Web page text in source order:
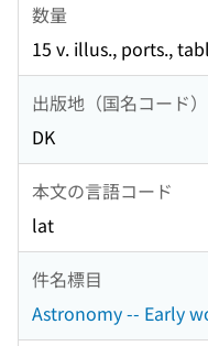
数量
15 v. illus., ports.,
出版地（国名コード）
DK
本文の言語コード
lat
件名標目
Astronomy -- Early